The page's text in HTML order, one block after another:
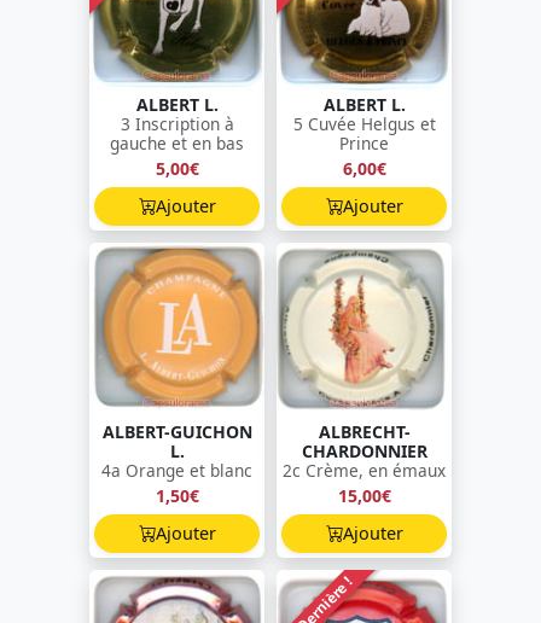
ALBERT L.
3 Inscription à
gauche et en bas
5,00€
Ajouter
ALBERT L.
5 Cuvée Helgus et
Prince
6,00€
Ajouter
ALBERT-GUICHON
L.
4a Orange et blanc
1,50€
Ajouter
ALBRECHT-
CHARDONNIER
2c Crème, en émaux
15,00€
Ajouter
Dernière !